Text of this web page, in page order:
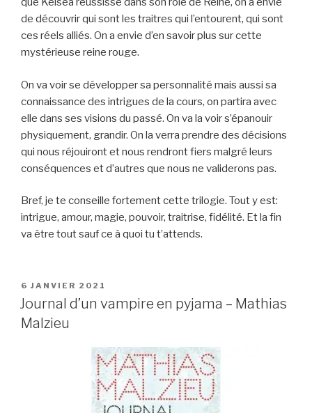
de découvrir qui sont les traitres qui l’entourent, qui sont
ces réels alliés. On a envie d’en savoir plus sur cette
mystérieuse reine rouge.
On va voir se développer sa personnalité mais aussi sa
connaissance des intrigues de la cours, on partira avec
elle dans ses visions du passé. On va la voir s’épanouir
physiquement, grandir. On la verra prendre des décisions
qui nous réjouiront et nous rendront fiers malgré leurs
conséquences et d’autres que nous ne validerons pas.
Bref, je te conseille fortement cette trilogie. Tout y est:
intrigue, amour, magie, pouvoir, traitrise, fidélité. Et la fin
va être tout sauf ce à quoi tu t’attends.
PUBLIÉ
LE
6 JANVIER 2021
Journal d’un vampire en pyjama – Mathias
Malzieu